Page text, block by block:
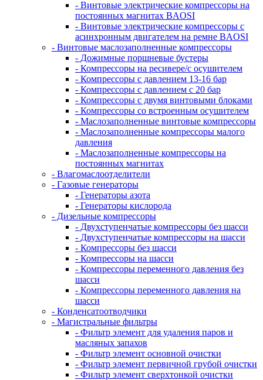
- Винтовые электрические компрессоры на
постоянных магнитах BAOSI
- Винтовые электрические компрессоры с
асинхронным двигателем на ремне BAOSI
- Винтовые маслозаполненные компрессоры
- Дожимные поршневые бустеры
- Компрессоры на ресивере/с осушителем
- Компрессоры с давлением 13-16 бар
- Компрессоры с давлением с 20 бар
- Компрессоры с двумя винтовыми блоками
- Компрессоры со встроенным осушителем
- Маслозаполненные винтовые компрессоры
- Маслозаполненные компрессоры малого
давления
- Маслозаполненные компрессоры на
постоянных магнитах
- Влагомаслоотделители
- Газовые генераторы
- Генераторы азота
- Генераторы кислорода
- Дизельные компрессоры
- Двухступенчатые компрессоры без шасси
- Двухступенчатые компрессоры на шасси
- Компрессоры без шасси
- Компрессоры на шасси
- Компрессоры переменного давления без
шасси
- Компрессоры переменного давления на
шасси
- Конденсатоотводчики
- Магистральные фильтры
- Фильтр элемент для удаления паров и
масляных запахов
- Фильтр элемент основной очистки
- Фильтр элемент первичной грубой очистки
- Фильтр элемент сверхтонкой очистки